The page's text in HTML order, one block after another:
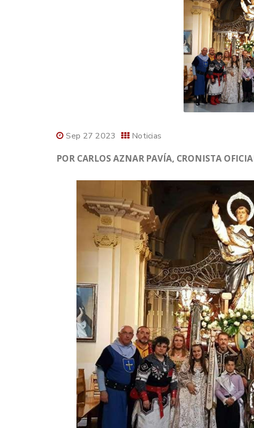
Sep 27 2023 Noticias
POR CARLOS AZNAR PAVÍA, CRONISTA